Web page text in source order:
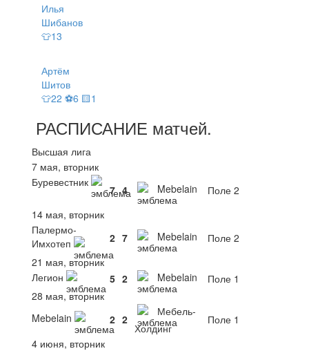
Илья
Шибанов
👕13
Артём
Шитов
👕22 ⚽6 🟨1
РАСПИСАНИЕ матчей.
Высшая лига
7 мая, вторник
Буревестник
7 4 Mebelain
Поле 2
14 мая, вторник
Палермо-
Имхотеп
2 7 Mebelain
Поле 2
21 мая, вторник
Легион
5 2 Mebelain
Поле 1
28 мая, вторник
Mebelain
2 2
Мебель-
Холдинг
Поле 1
4 июня, вторник